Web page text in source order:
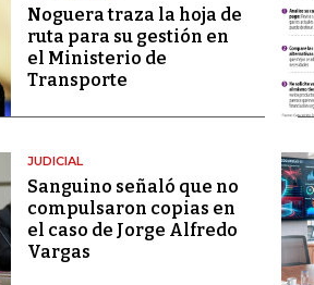
Noguera traza la hoja de
ruta para su gestión en
el Ministerio de
Transporte
JUDICIAL
Sanguino señaló que no
compulsaron copias en
el caso de Jorge Alfredo
Vargas